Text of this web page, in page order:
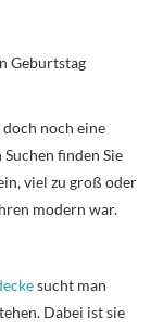
Geburtstag
noch eine
finden Sie
viel zu groß oder
modern war.
sucht man
Dabei ist sie